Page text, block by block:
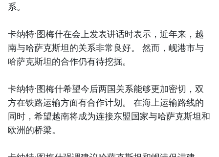
系。
卡纳特·图梅什在会上发表讲话时表示，近年来，越
南与哈萨克斯坦的关系非常良好。 然而，岘港市与
哈萨克斯坦的合作仍有待挖掘。
卡纳特·图梅什希望今后两国关系能够更加密切，双
方在铁路运输方面有合作计划。 在海上运输路线的
同时，希望越南将成为连接东盟国家与哈萨克斯坦和
欧洲的桥梁。